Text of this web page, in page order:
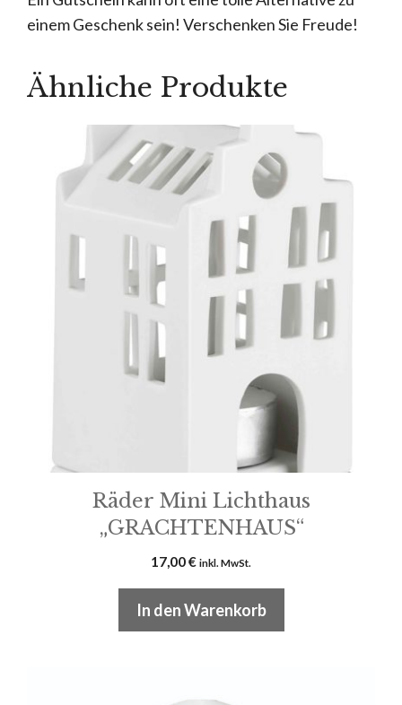
einem Geschenk sein! Verschenken Sie Freude!
Ähnliche Produkte
Räder Mini Lichthaus
„GRACHTENHAUS“
17,00€ inkl. MwSt.
In den Warenkorb